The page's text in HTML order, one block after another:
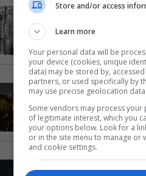
Αυτό το
Σαββατοκύριακο
Store and/or access
Learn more
Your personal data will be
your device (cookies, unique
data) may be stored by,
partners, or used specifically by
may use precise geolocation data.
Some vendors may process
of legitimate interest, which you
your options below. Look for a
or in the site menu to manage or
and cookie settings.